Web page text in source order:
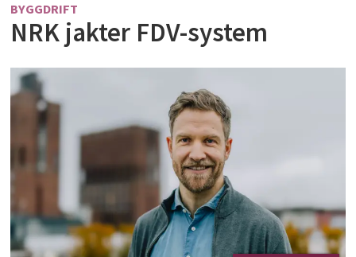
BYGGDRIFT
NRK jakter FDV-system